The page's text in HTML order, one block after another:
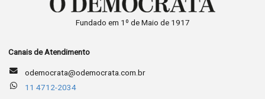
Fundado em 1º de Maio de 1917
Canais de Atendimento
odemocrata@odemocrata.com.br
11 4712-2034